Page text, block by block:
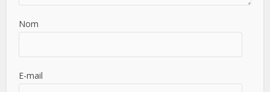
Nom
E-mail